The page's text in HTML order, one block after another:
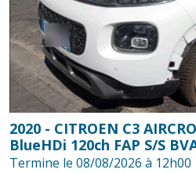
2020 - CITROEN C3
BlueHDi 120ch FAP S/S
Termine le 08/08/2026 à 12h00